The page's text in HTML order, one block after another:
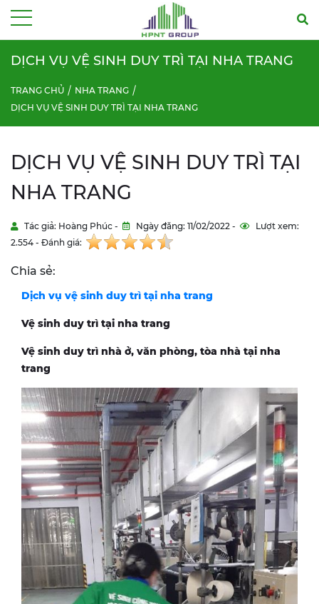
DỊCH VỤ VỆ SINH DUY TRÌ TẠI NHA TRANG
TRANG CHỦ
NHA TRANG
DỊCH VỤ VỆ SINH DUY TRÌ TẠI NHA TRANG
DỊCH VỤ VỆ SINH DUY TRÌ TẠI
NHA TRANG
Tác giả: Hoàng Phúc - Ngày đăng: 11/02/2022 -
Lượt xem:
2.554 - Đánh giá:
Chia sẻ:
Dịch vụ vệ sinh duy trì tại nha trang
Vệ sinh duy trì tại nha trang
Vệ sinh duy trì nhà ở, văn phòng, tòa nhà tại nha
trang